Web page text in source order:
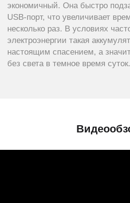
экономичный. Она быстро
USB-порт, что увеличивает
несколько раз. В условиях
электроэнергии такая
настоящим спасением, а
без света в темное время суток.